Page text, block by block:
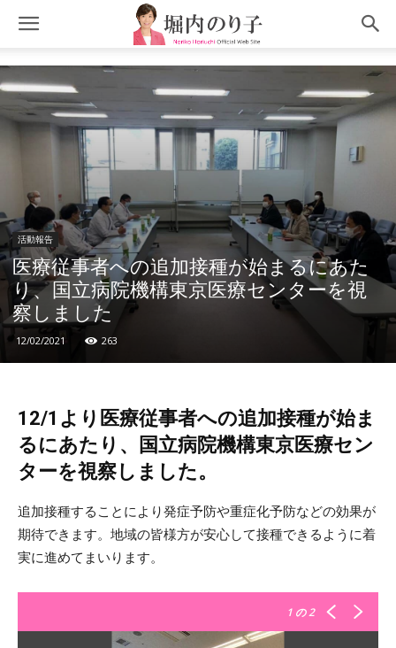
活動報告
医療従事者への追加接種が始まるにあた
り、国立病院機構東京医療センターを視
察しました
12/02/2021 263
12/1より医療従事者への追加接種が始ま
るにあたり、国立病院機構東京医療セン
ターを視察しました。
追加接種することにより発症予防や重症化予防などの効果が
期待できます。地域の皆様方が安心して接種できるように着
実に進めてまいります。
1 の 2